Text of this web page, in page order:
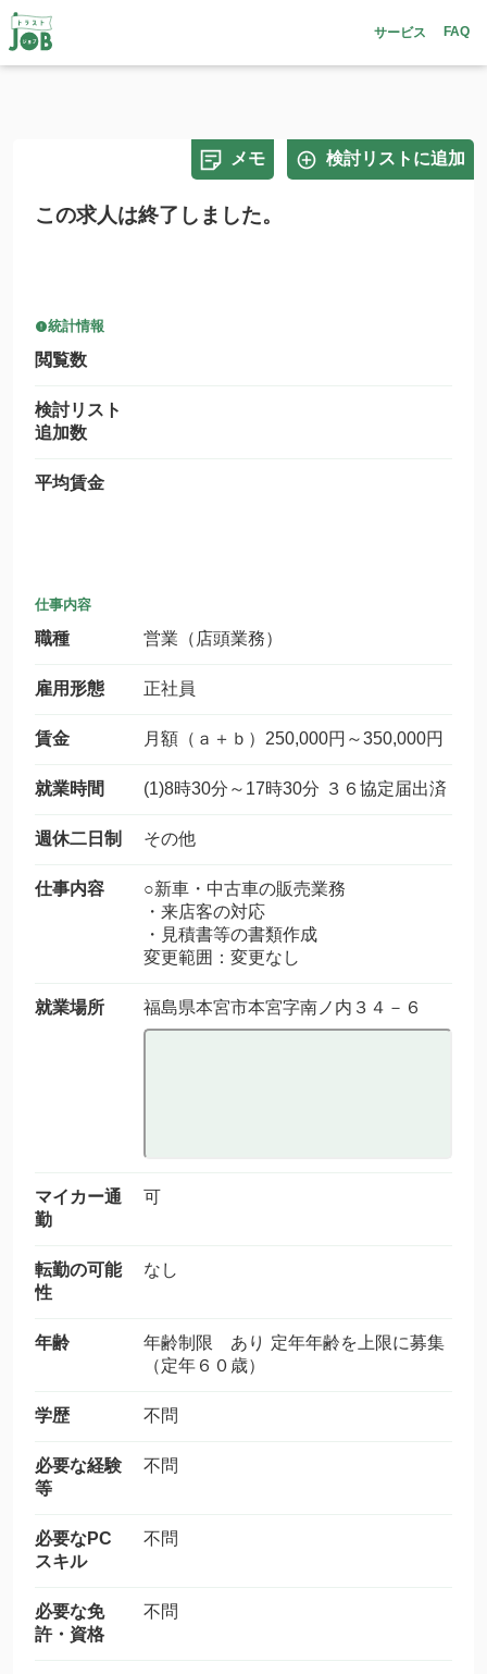
サービス FAQ
メモ 検討リストに追加
この求人は終了しました。
統計情報
閲覧数
検討リスト
追加数
平均賃金
仕事内容
職種 営業（店頭業務）
雇用形態 正社員
賃金 月額（ａ＋ｂ）250,000円～350,000円
就業時間 (1)8時30分～17時30分 ３６協定届出済
週休二日制 その他
仕事内容
○新車・中古車の販売業務
・来店客の対応
・見積書等の書類作成
変更範囲：変更なし
就業場所 福島県本宮市本宮字南ノ内３４－６
マイカー通
勤
可
転勤の可能
性
なし
年齢
年齢制限 あり 定年年齢を上限に募集
（定年６０歳）
学歴 不問
必要な経験
等
不問
必要なPC
スキル
不問
必要な免
許・資格
不問